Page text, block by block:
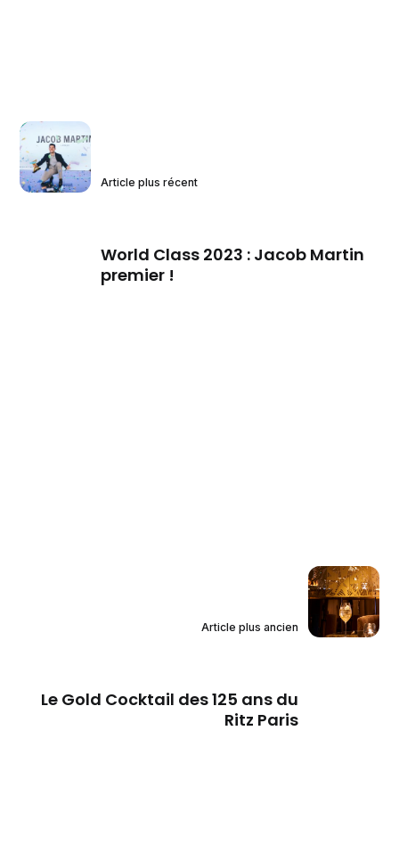
Article plus récent
World Class 2023 : Jacob Martin
premier !
Article plus ancien
Le Gold Cocktail des 125 ans du
Ritz Paris